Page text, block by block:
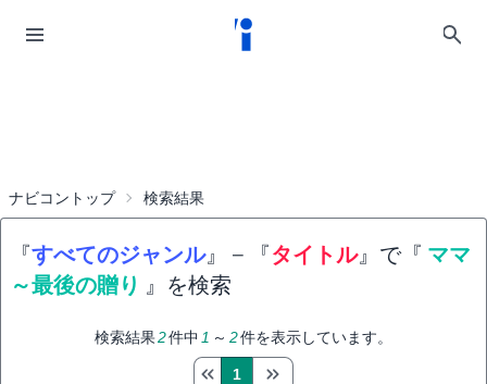
ナビコントップ 検索結果
『すべてのジャンル』 − 『タイトル』で『 ママ
～最後の贈り 』を検索
検索結果2件中 1 ～ 2件を表示しています。
1